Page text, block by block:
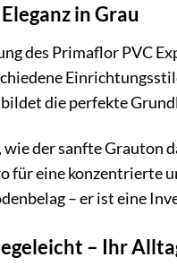
in Grau
des Primaflor PVC
die perfekte
wie der sanfte Grauton
für eine konzentrierte
– er ist eine
– Ihr